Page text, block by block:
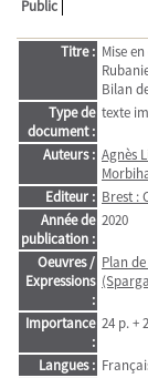
Public
Titre : Mise
Bilan
Type de
document :
texte
Auteurs : Agnès
Editeur : Brest :
Année de
publication :
2020
Oeuvres /
Expressions
:
Plan
Importance
:
24 p. +
Langues :